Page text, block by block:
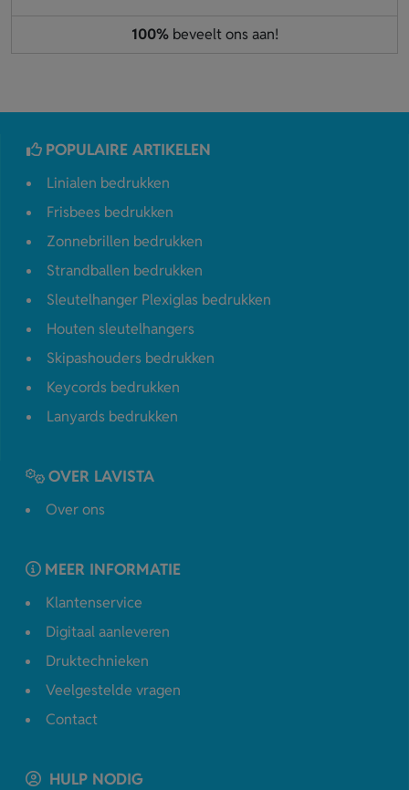
100%beveelt ons aan!
POPULAIRE ARTIKELEN
Linialen bedrukken
Frisbees bedrukken
Zonnebrillen bedrukken
Strandballen bedrukken
Sleutelhanger Plexiglas bedrukken
Houten sleutelhangers
Skipashouders bedrukken
Keycords bedrukken
Lanyards bedrukken
OVER LAVISTA
Over ons
MEER INFORMATIE
Klantenservice
Digitaal aanleveren
Druktechnieken
Veelgestelde vragen
Contact
HULP NODIG